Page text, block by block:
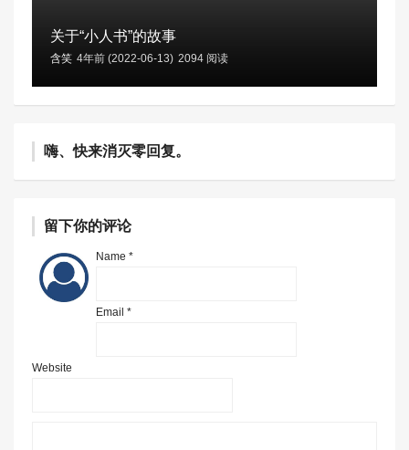
关于“小人书”的故事
含笑 4年前 (2022-06-13) 2094 阅读
嗨、快来消灭零回复。
留下你的评论
Name *
Email *
Website